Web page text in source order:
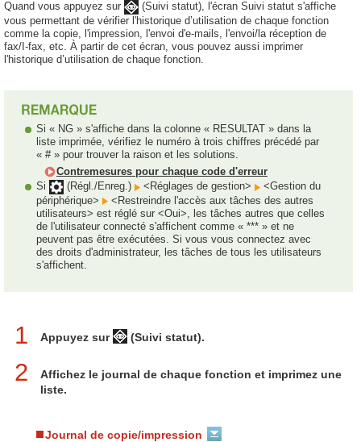
Quand vous appuyez sur
(Suivi statut), l'écran Suivi statut s'affiche
vous permettant de vérifier l'historique d’utilisation de chaque fonction
comme la copie, l'impression, l'envoi d'e-mails, l'envoi/la réception de
fax/I-fax, etc. À partir de cet écran, vous pouvez aussi imprimer
l'historique d’utilisation de chaque fonction.
Si « NG » s'affiche dans la colonne « RESULTAT » dans la
liste imprimée, vérifiez le numéro à trois chiffres précédé par
« # » pour trouver la raison et les solutions.
Contremesures pour chaque code d'erreur
Si
(Régl./Enreg.) <Réglages de gestion>
<Gestion du
périphérique>
<Restreindre l'accès aux tâches des autres
utilisateurs> est réglé sur <Oui>, les tâches autres que celles
de l'utilisateur connecté s'affichent comme « *** » et ne
peuvent pas être exécutées. Si vous vous connectez avec
des droits d'administrateur, les tâches de tous les utilisateurs
s'affichent.
1 Appuyez sur (Suivi statut).
2
Affichez le journal de chaque fonction et imprimez une
liste.
Journal de copie/impression